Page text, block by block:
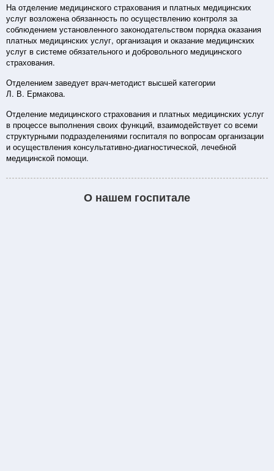
На отделение медицинского страхования и платных медицинских
услуг возложена обязанность по осуществлению контроля за
соблюдением установленного законодательством порядка оказания
платных медицинских услуг, организация и оказание медицинских
услуг в системе обязательного и добровольного медицинского
страхования.
Отделением заведует врач-методист высшей категории
Л. В. Ермакова.
Отделение медицинского страхования и платных медицинских услуг
в процессе выполнения своих функций, взаимодействует со всеми
структурными подразделениями госпиталя по вопросам организации
и осуществления консультативно-диагностической, лечебной
медицинской помощи.
О нашем госпитале